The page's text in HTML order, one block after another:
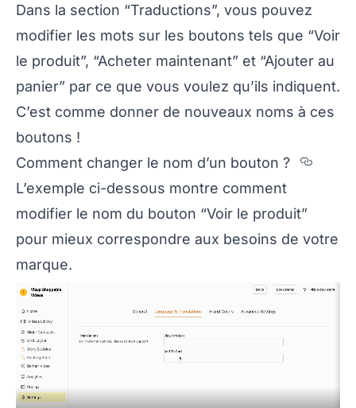
Dans la section “Traductions”, vous pouvez
modifier les mots sur les boutons tels que “Voir
le produit”, “Acheter maintenant” et “Ajouter au
panier” par ce que vous voulez qu’ils indiquent.
C’est comme donner de nouveaux noms à ces
boutons !
Comment changer le nom d’un bouton ?
L’exemple ci-dessous montre comment
modifier le nom du bouton “Voir le produit”
pour mieux correspondre aux besoins de votre
marque.